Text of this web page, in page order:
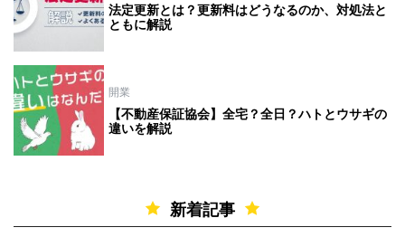
法定更新とは？更新料はどうなるのか、対処法と
ともに解説
開業
【不動産保証協会】全宅？全日？ハトとウサギの
違いを解説
新着記事